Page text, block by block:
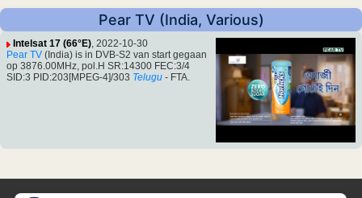
Pear TV (India, Various)
Intelsat 17 (66°E), 2022-10-30
Pear TV (India) is in DVB-S2 van start gegaan
op 3876.00MHz, pol.H SR:14300 FEC:3/4
SID:3 PID:203[MPEG-4]/303 Telugu - FTA.